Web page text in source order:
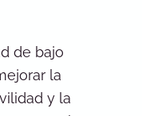
de bajo
la
y la